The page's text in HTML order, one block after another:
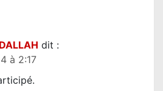
dit :
à 2:17